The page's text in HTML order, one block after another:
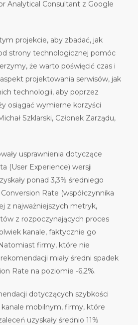
Analytical Consultant z Google
projekcie, aby zbadać, jak
strony technologicznej pomóc
że warto poświęcić czas i
projektowania serwisów, jak
technologii, aby poprzez
osiągać wymierne korzyści
Szklarski, Członek Zarządu,
usprawnienia dotyczące
(User Experience) wersji
ponad 3,3% średniego
Rate (współczynnika
z najważniejszych metryk,
z rozpoczynających proces
kanale, faktycznie go
firmy, które nie
miały średni spadek
Rate na poziomie -6,2%.
dotyczących szybkości
kanale mobilnym, firmy, które
uzyskały średnio 11%